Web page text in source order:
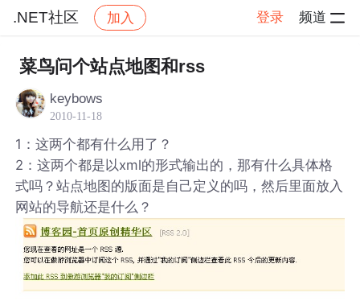
.NET社区 加入 登录 频道
社区 .NET社区 帖子详情
菜鸟问个站点地图和rss
keybows
2010-11-18
1：这两个都有什么用了？
2：这两个都是以xml的形式输出的，那有什么具体格
式吗？站点地图的版面是自己定义的吗，然后里面放入
网站的导航还是什么？